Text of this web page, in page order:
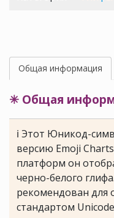
Общая информация
✳ Общая
ℹ Этот Юникод-
версию Emoji
платформ он
черно-белого
рекомендован для
стандартом